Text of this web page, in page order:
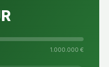
1.000.000 €